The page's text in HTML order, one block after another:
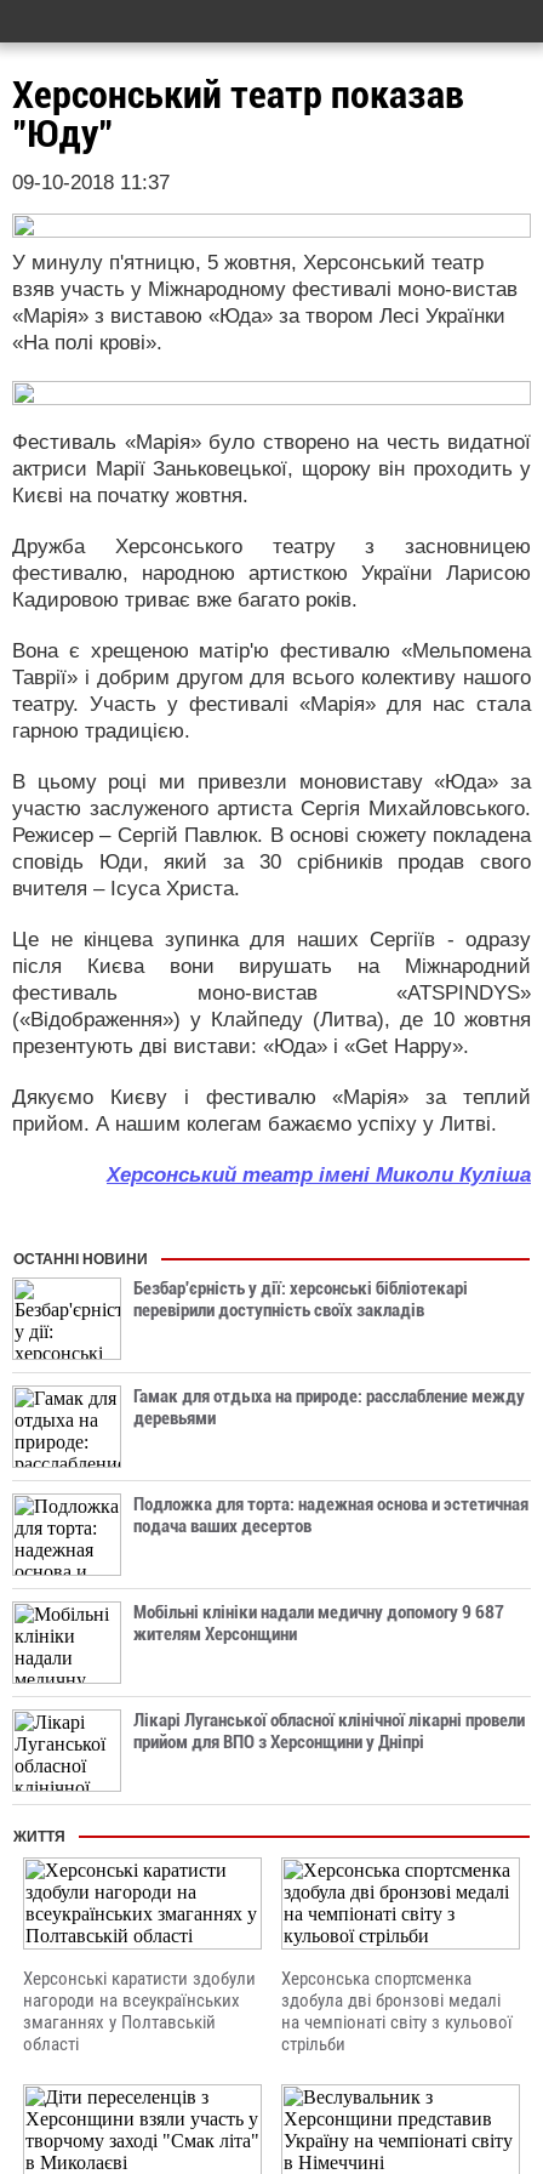
Херсонський театр показав
"Юду"
09-10-2018 11:37
У минулу п'ятницю, 5 жовтня, Херсонський театр
взяв участь у Міжнародному фестивалі моно-вистав
«Марія» з виставою «Юда» за твором Лесі Українки
«На полі крові».
Фестиваль «Марія» було створено на честь видатної
актриси Марії Заньковецької, щороку він проходить у
Києві на початку жовтня.
Дружба Херсонського театру з засновницею
фестивалю, народною артисткою України Ларисою
Кадировою триває вже багато років.
Вона є хрещеною матір'ю фестивалю «Мельпомена
Таврії» і добрим другом для всього колективу нашого
театру. Участь у фестивалі «Марія» для нас стала
гарною традицією.
В цьому році ми привезли моновиставу «Юда» за
участю заслуженого артиста Сергія Михайловського.
Режисер – Сергій Павлюк. В основі сюжету покладена
сповідь Юди, який за 30 срібників продав свого
вчителя – Ісуса Христа.
Це не кінцева зупинка для наших Сергіїв - одразу
після Києва вони вирушать на Міжнародний
фестиваль моно-вистав «ATSPINDYS»
(«Відображення») у Клайпеду (Литва), де 10 жовтня
презентують дві вистави: «Юда» і «Get Happy».
Дякуємо Києву і фестивалю «Марія» за теплий
прийом. А нашим колегам бажаємо успіху у Литві.
Херсонський театр імені Миколи Куліша
ОСТАННІ НОВИНИ
Безбар'єрність у дії: херсонські бібліотекарі
перевірили доступність своїх закладів
Гамак для отдыха на природе: расслабление между
деревьями
Подложка для торта: надежная основа и эстетичная
подача ваших десертов
Мобільні клініки надали медичну допомогу 9 687
жителям Херсонщини
Лікарі Луганської обласної клінічної лікарні провели
прийом для ВПО з Херсонщини у Дніпрі
ЖИТТЯ
Херсонські каратисти здобули
нагороди на всеукраїнських
змаганнях у Полтавській
області
Херсонська спортсменка
здобула дві бронзові медалі
на чемпіонаті світу з кульової
стрільби